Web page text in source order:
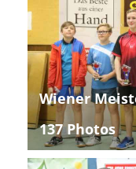
Wiener
137 Photos